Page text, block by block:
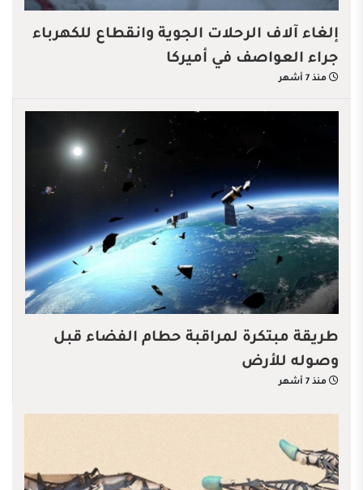
إلغاء آلاف الرحلات الجوية وانقطاع للكهرباء
جراء العواصف في أميركا
منذ 7 أشهر
طريقة مبتكرة لمراقبة حطام الفضاء قبل
وصوله للأرض
منذ 7 أشهر